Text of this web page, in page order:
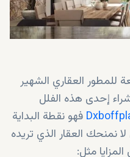
للمطور العقاري الشهير
إحدى هذه الفلل
فهو نقطة البداية
نمنحك العقار الذي تريده
مثل: